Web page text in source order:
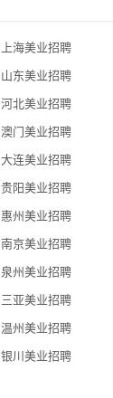
上海美业招聘
山东美业招聘
河北美业招聘
澳门美业招聘
大连美业招聘
贵阳美业招聘
惠州美业招聘
南京美业招聘
泉州美业招聘
三亚美业招聘
温州美业招聘
银川美业招聘